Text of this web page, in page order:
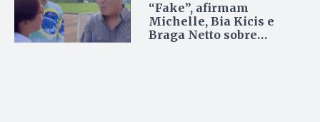
“Fake”, afirmam
Michelle, Bia Kicis e
Braga Netto sobre